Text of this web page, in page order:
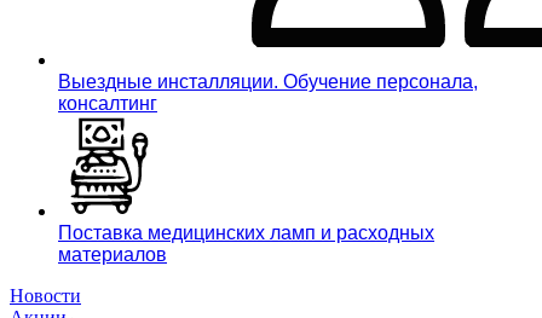
Выездные инсталляции. Обучение персонала,
консалтинг
Поставка медицинских ламп и расходных
материалов
Новости